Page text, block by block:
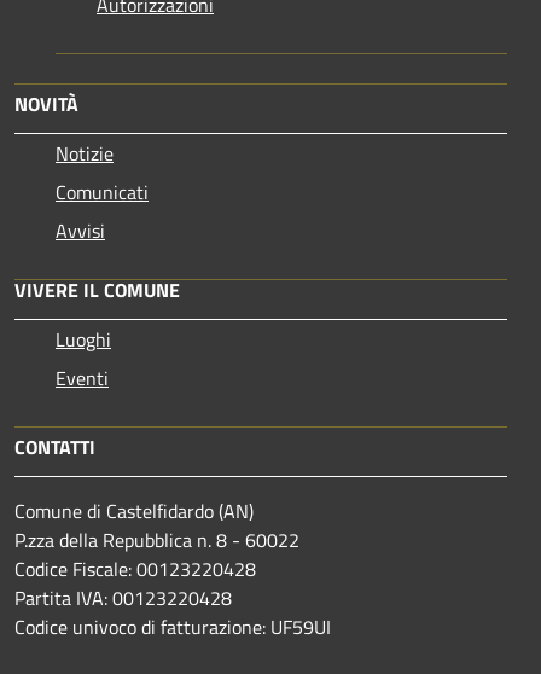
NOVITÀ
Notizie
Comunicati
Avvisi
VIVERE IL COMUNE
Luoghi
Eventi
CONTATTI
Comune di Castelfidardo (AN)
P.zza della Repubblica n. 8 - 60022
Codice Fiscale: 00123220428
Partita IVA: 00123220428
Codice univoco di fatturazione: UF59UI